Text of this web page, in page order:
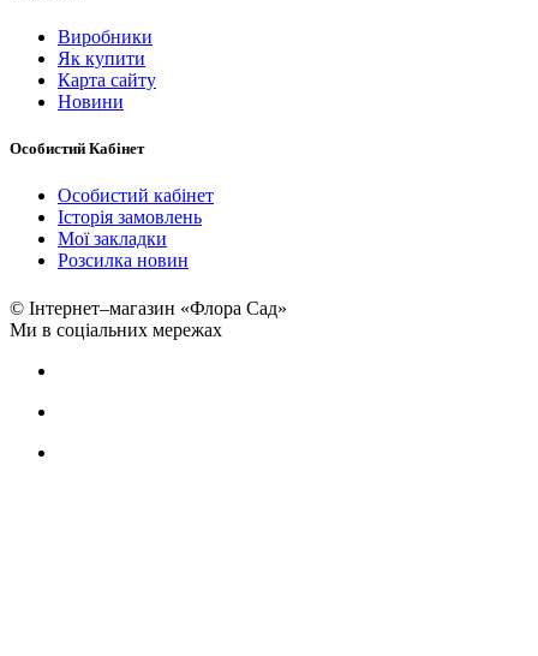
Виробники
Як купити
Карта сайту
Новини
Особистий Кабінет
Особистий кабінет
Історія замовлень
Мої закладки
Розсилка новин
© Інтернет–магазин «Флора Сад»
Ми в соціальних мережах